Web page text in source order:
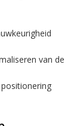
van de